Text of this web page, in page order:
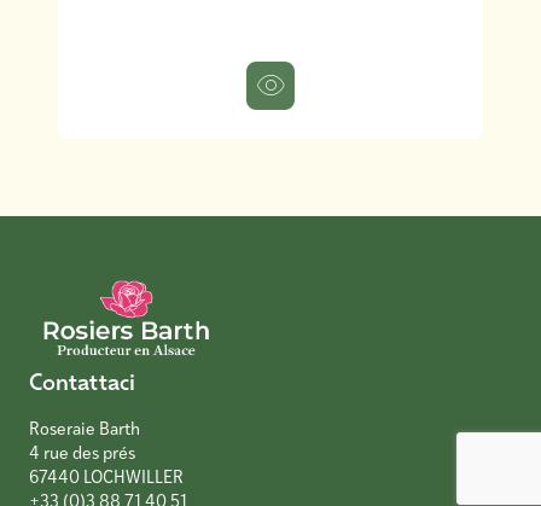
Contattaci
Roseraie Barth
4 rue des prés
67440 LOCHWILLER
+33 (0)3 88 71 40 51